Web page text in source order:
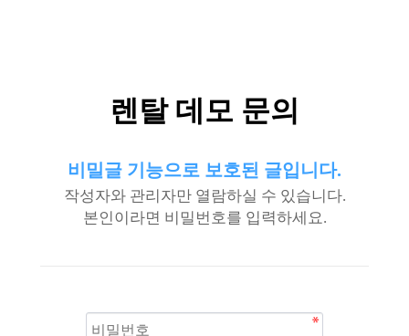
렌탈 데모 문의
비밀글 기능으로 보호된 글입니다.
작성자와 관리자만 열람하실 수 있습니다.
본인이라면 비밀번호를 입력하세요.